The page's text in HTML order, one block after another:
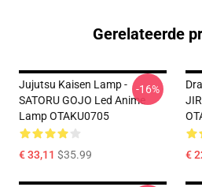
Gerelateerde
Jujutsu Kaisen Lamp -
SATORU GOJO Led Anime
Lamp OTAKU0705
€ 33,11 $35.99
-16%
€